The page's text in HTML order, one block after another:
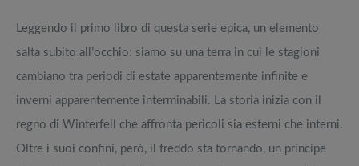
Leggendo il primo libro di questa serie epica, un elemento
salta subito all’occhio: siamo su una terra in cui le stagioni
cambiano tra periodi di estate apparentemente infinite e
inverni apparentemente interminabili. La storia inizia con il
regno di Winterfell che affronta pericoli sia esterni che interni.
Oltre i suoi confini, però, il freddo sta tornando, un principe